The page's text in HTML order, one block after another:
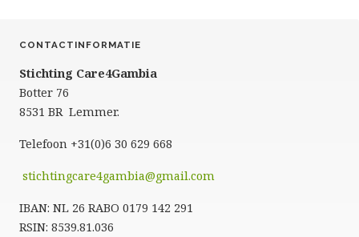
CONTACTINFORMATIE
Stichting Care4Gambia
Botter 76
8531 BR Lemmer.
Telefoon +31(0)6 30 629 668
stichtingcare4gambia@gmail.com
IBAN: NL 26 RABO 0179 142 291
RSIN: 8539.81.036